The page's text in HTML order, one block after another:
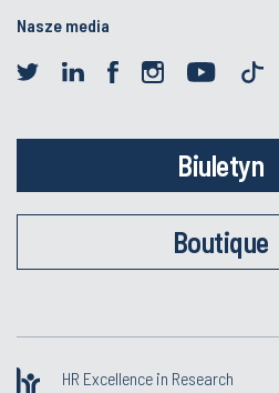
Nasze media
Biuletyn
Boutique
HR Excellence in Research